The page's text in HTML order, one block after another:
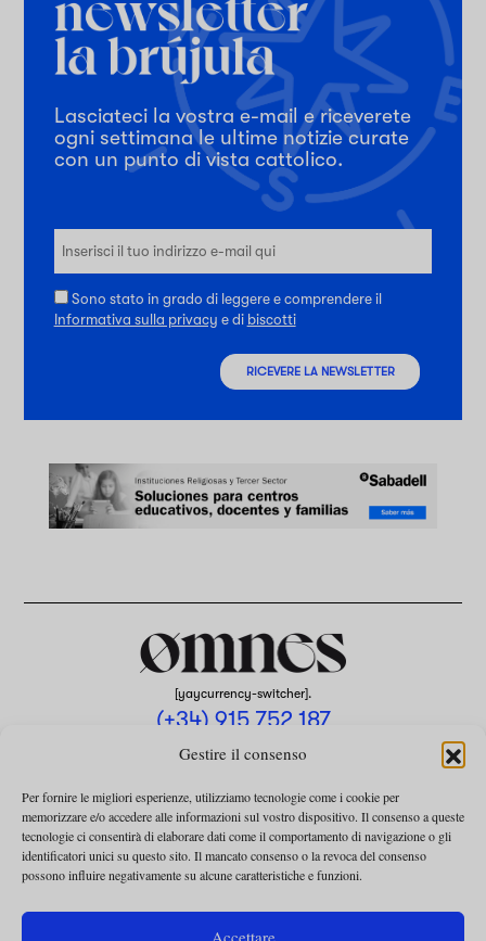
Gestire il consenso
Per fornire le migliori esperienze, utilizziamo tecnologie come i cookie per
memorizzare e/o accedere alle informazioni sul vostro dispositivo. Il consenso a queste
tecnologie ci consentirà di elaborare dati come il comportamento di navigazione o gli
identificatori unici su questo sito. Il mancato consenso o la revoca del consenso
possono influire negativamente su alcune caratteristiche e funzioni.
Accettare
Lasciateci la vostra e-mail e riceverete
ogni settimana le ultime notizie curate
con un punto di vista cattolico.
Sono stato in grado di leggere e comprendere il
Informativa sulla privacy e di biscotti
RICEVERE LA NEWSLETTER
[yaycurrency-switcher].
(+34) 915 752 187
omnes@omnesmag.com
INFORMATIVA SULLA PRIVACY